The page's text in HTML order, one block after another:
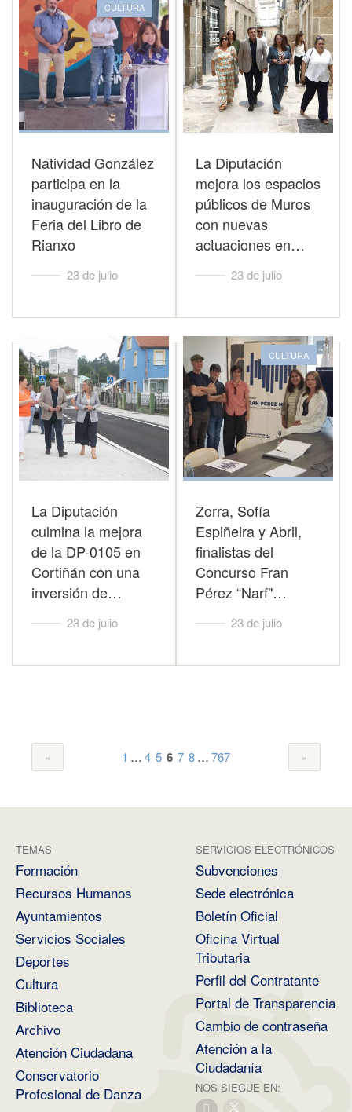
CULTURA
Natividad González
participa en la
inauguración de la
Feria del Libro de
Rianxo
23 de julio
La Diputación
mejora los espacios
públicos de Muros
con nuevas
actuaciones en…
23 de julio
La Diputación
culmina la mejora
de la DP-0105 en
Cortiñán con una
inversión de…
23 de julio
CULTURA
Zorra, Sofía
Espiñeira y Abril,
finalistas del
Concurso Fran
Pérez “Narf"…
23 de julio
1 ...4 5 6 7 8...767
TEMAS
Formación
Recursos Humanos
Ayuntamientos
Servicios Sociales
Deportes
Cultura
Biblioteca
Archivo
Atención Ciudadana
Conservatorio
Profesional de Danza
SERVICIOS ELECTRÓNICOS
Subvenciones
Sede electrónica
Boletín Oficial
Oficina Virtual
Tributaria
Perfil del Contratante
Portal de Transparencia
Cambio de contraseña
Atención a la
Ciudadanía
NOS SIEGUE EN: